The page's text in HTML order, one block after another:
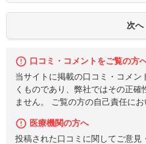
口コミ・コメントをご覧の方
当サイトに掲載の口コミ・コメ
くものであり、弊社ではその正
ません。 ご覧の方の自己責任にお
医療機関の方へ
投稿された口コミに関してご意見